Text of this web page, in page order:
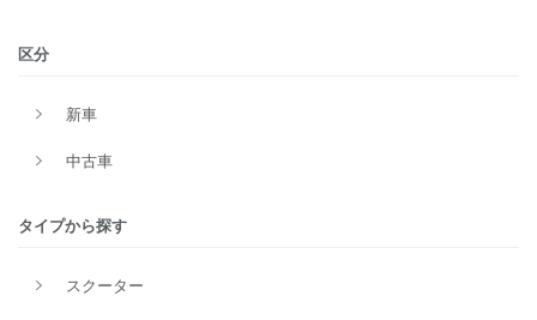
区分
新車
中古車
タイプから探す
スクーター
タイプ